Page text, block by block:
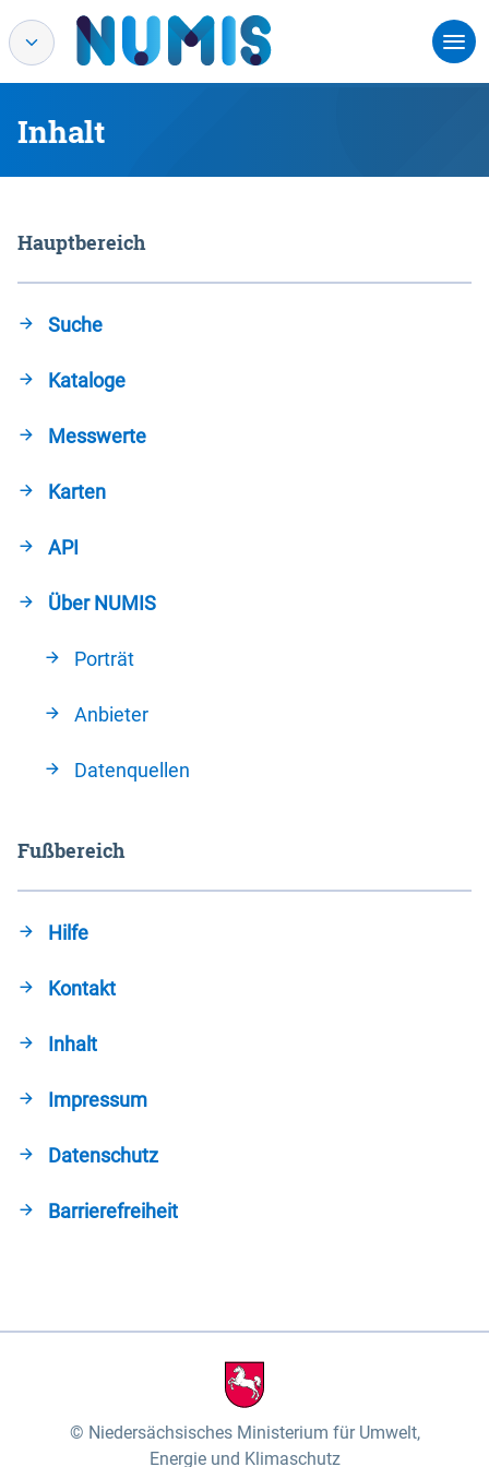
Inhalt
Hauptbereich
Suche
Kataloge
Messwerte
Karten
API
Über NUMIS
Porträt
Anbieter
Datenquellen
Fußbereich
Hilfe
Kontakt
Inhalt
Impressum
Datenschutz
Barrierefreiheit
Niedersächsisches Ministerium für Umwelt,
Energie und Klimaschutz